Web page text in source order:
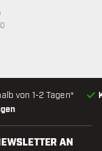
von 1-2 Tagen*
nicht
AN